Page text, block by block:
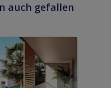
auch gefallen